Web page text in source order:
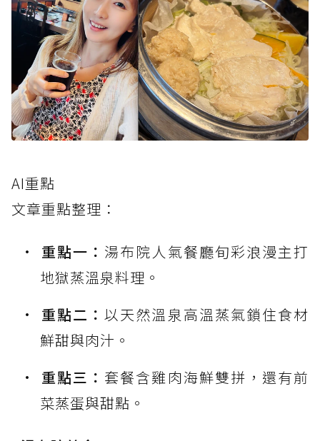
AI重點
文章重點整理：
重點一： 湯布院人氣餐廳旬彩浪漫主打
地獄蒸溫泉料理。
重點二：以天然溫泉高溫蒸氣鎖住食材
鮮甜與肉汁。
重點三： 套餐含雞肉海鮮雙拼，還有前
菜蒸蛋與甜點。